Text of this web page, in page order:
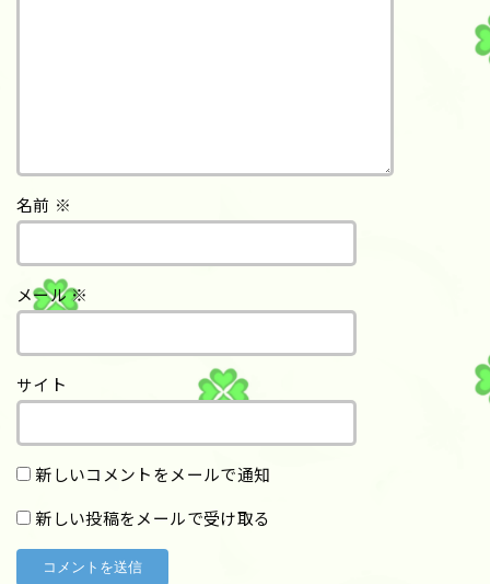
名前 ※
メール※
サイト
新しいコメントをメールで通知
新しい投稿をメールで受け取る